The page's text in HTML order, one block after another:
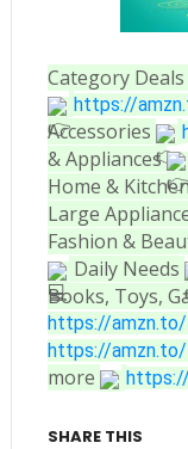
Category Deals
https://
Accessories
& Appliances
Home & Kitchen
Large
Fashion &
Daily Needs
Books, Toys,
https://
https://amzn.to/
more
SHARE THIS